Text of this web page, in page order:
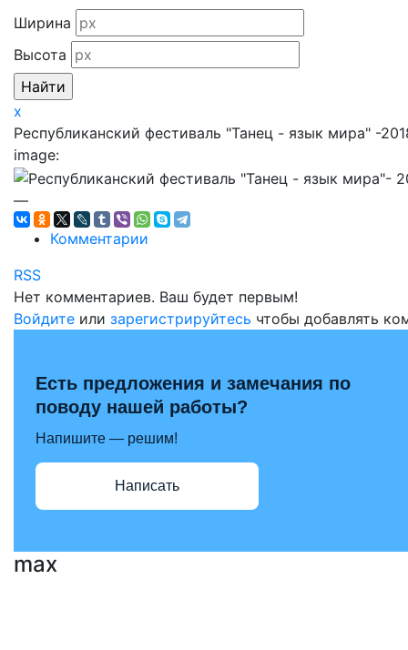
Ширина
Высота
x
Республиканский фестиваль "Танец - язык мира" -
image:
—
Комментарии
RSS
Нет комментариев. Ваш будет первым!
Войдите или зарегистрируйтесь чтобы добавлять
Есть предложения и замечания по
поводу нашей работы?
Напишите — решим!
Написать
max